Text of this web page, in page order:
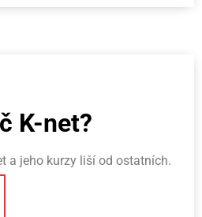
K-net?
a jeho kurzy liší od ostatních.